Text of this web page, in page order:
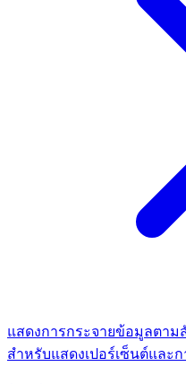
แสดงการกระจายข้อมูลตาม
สำหรับแสดงเปอร์เซ็นต์และ